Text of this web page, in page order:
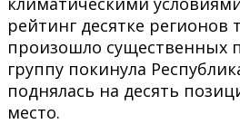
рейтинг десятке регионов
произошло существенных
группу покинула
поднялась на десять
место.